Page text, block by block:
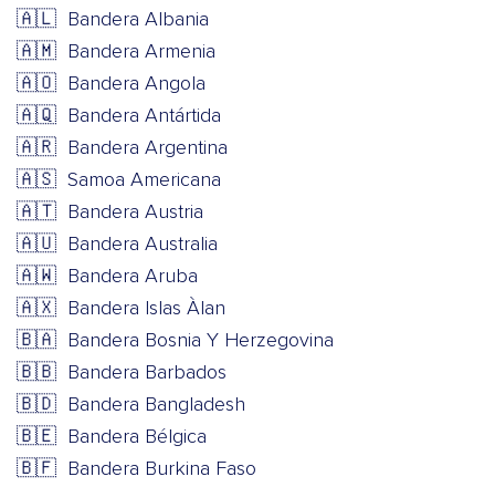
🇦🇱 Bandera Albania
🇦🇲 Bandera Armenia
🇦🇴 Bandera Angola
🇦🇶 Bandera Antártida
🇦🇷 Bandera Argentina
🇦🇸 Samoa Americana
🇦🇹 Bandera Austria
🇦🇺 Bandera Australia
🇦🇼 Bandera Aruba
🇦🇽 Bandera Islas Àlan
🇧🇦 Bandera Bosnia Y Herzegovina
🇧🇧 Bandera Barbados
🇧🇩 Bandera Bangladesh
🇧🇪 Bandera Bélgica
🇧🇫 Bandera Burkina Faso